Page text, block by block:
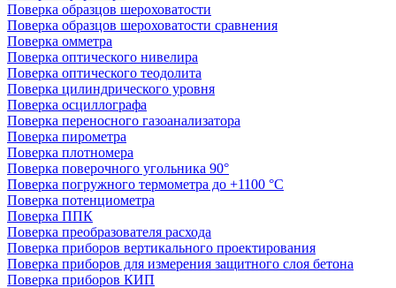
Поверка образцов шероховатости
Поверка образцов шероховатости сравнения
Поверка омметра
Поверка оптического нивелира
Поверка оптического теодолита
Поверка цилиндрического уровня
Поверка осциллографа
Поверка переносного газоанализатора
Поверка пирометра
Поверка плотномера
Поверка поверочного угольника 90°
Поверка погружного термометра до +1100 °С
Поверка потенциометра
Поверка ППК
Поверка преобразователя расхода
Поверка приборов вертикального проектирования
Поверка приборов для измерения защитного слоя бетона
Поверка приборов КИП